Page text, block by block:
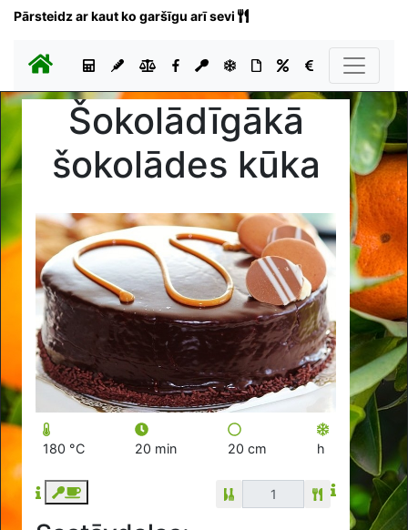
Pārsteidz ar kaut ko garšīgu arī sevi
Šokolādīgākā
šokolādes kūka
180 °C 20 min 20 cm h